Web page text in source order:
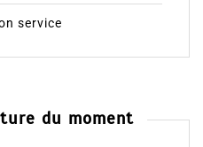
service
du moment